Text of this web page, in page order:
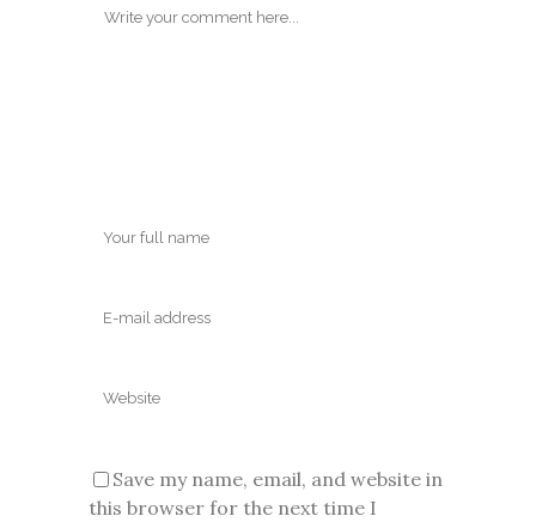
Save my name, email, and website in
this browser for the next time I